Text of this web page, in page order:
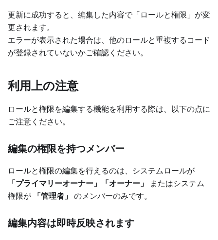
更新に成功すると、編集した内容で「ロールと権限」が変
更されます。
エラーが表示された場合は、他のロールと重複するコード
が登録されていないかご確認ください。
利用上の注意
ロールと権限を編集する機能を利用する際は、以下の点に
ご注意ください。
編集の権限を持つメンバー
ロールと権限の編集を行えるのは、システムロールが
「プライマリーオーナー」「オーナー」
またはシステム
権限が 「管理者」 のメンバーのみです。
編集内容は即時反映されます